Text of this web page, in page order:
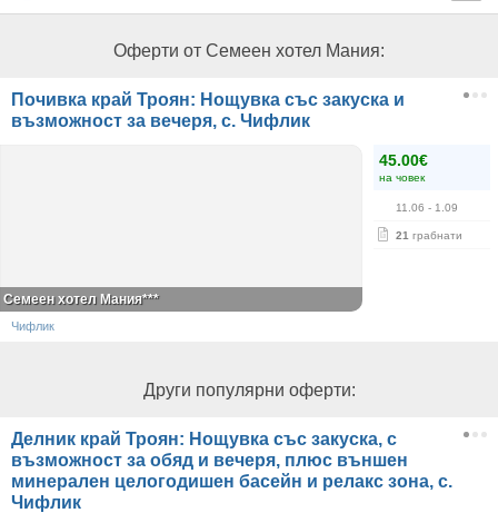
Оферти от Семеен хотел Мания:
Почивка край Троян: Нощувка със закуска и
възможност за вечеря, с. Чифлик
45.00€
на човек
11.06 - 1.09
21 грабнати
Семеен хотел Мания***
Чифлик
Други популярни оферти:
Делник край Троян: Нощувка със закуска, с
възможност за обяд и вечеря, плюс външен
минерален целогодишен басейн и релакс зона, с.
Чифлик